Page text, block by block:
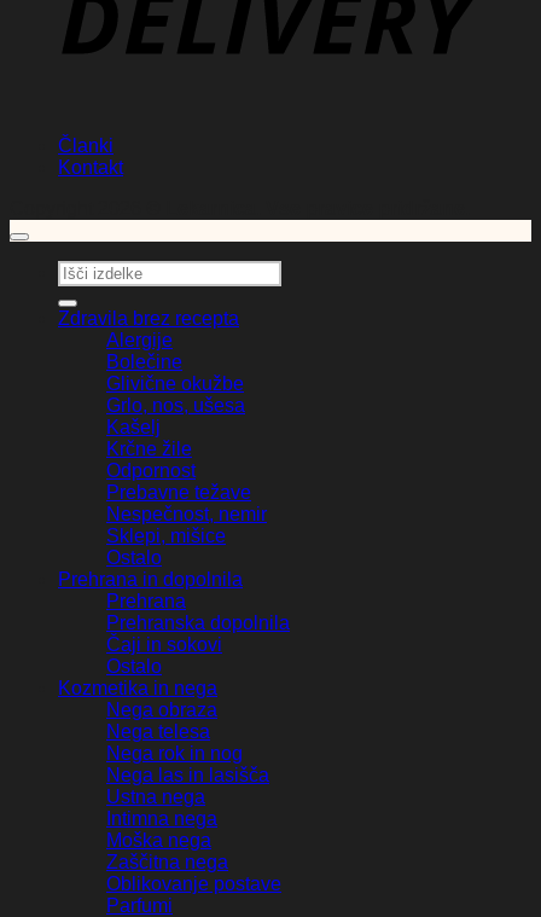
Članki
Kontakt
Išči:
Zdravila brez recepta
Alergije
Bolečine
Glivične okužbe
Grlo, nos, ušesa
Kašelj
Krčne žile
Odpornost
Prebavne težave
Nespečnost, nemir
Sklepi, mišice
Ostalo
Prehrana in dopolnila
Prehrana
Prehranska dopolnila
Čaji in sokovi
Ostalo
Kozmetika in nega
Nega obraza
Nega telesa
Nega rok in nog
Nega las in lasišča
Ustna nega
Intimna nega
Moška nega
Zaščitna nega
Oblikovanje postave
Parfumi